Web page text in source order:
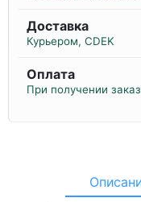
Доставка
Курьером, CDEK
Оплата
При получении